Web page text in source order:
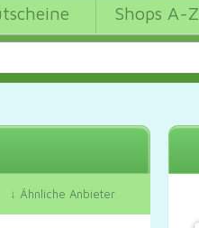
Shops A-Z
↓ Ähnliche Anbieter